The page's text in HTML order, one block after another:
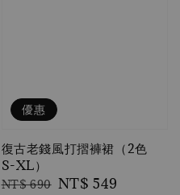
優惠
復古老錢風打摺褲裙（2色
S-XL）
Regular
NT$ 690 Sale
NT$ 549